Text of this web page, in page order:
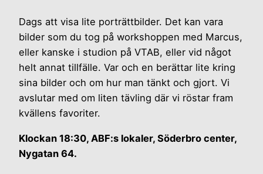
Dags att visa lite porträttbilder. Det kan vara
bilder som du tog på work­shoppen med Marcus,
eller kanske i studion på VTAB, eller vid något
helt annat tillfälle. Var och en berättar lite kring
sina bilder och om hur man tänkt och gjort. Vi
avslutar med om liten tävling där vi röstar fram
kvällens favoriter.
Klockan 18:30, ABF:s lokaler, Söderbro center,
Nygatan 64.